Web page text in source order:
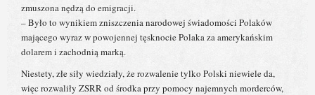
zmuszona nędzą do emigracji.
– Było to wynikiem zniszczenia narodowej świadomości Polaków
mającego wyraz w powojennej tęsknocie Polaka za amerykańskim
dolarem i zachodnią marką.
Niestety, złe siły wiedziały, że rozwalenie tylko Polski niewiele da,
więc rozwaliły ZSRR od środka przy pomocy najemnych morderców,